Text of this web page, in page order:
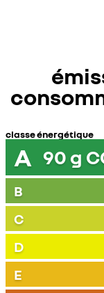
classe énergétique
A 90 g
B
C
D
E